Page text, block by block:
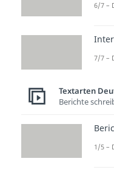
Es
6/7 –
7/7 –
Textarten
Berichte
1/5 –